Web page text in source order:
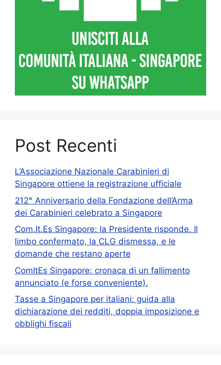
Post Recenti
L’Associazione Nazionale Carabinieri di
Singapore ottiene la registrazione ufficiale
212° Anniversario della Fondazione dell’Arma
dei Carabinieri celebrato a Singapore
Com.It.Es Singapore: la Presidente risponde. Il
limbo confermato, la CLG dismessa, e le
domande che restano aperte
ComItEs Singapore: cronaca di un fallimento
annunciato (e forse conveniente).
Tasse a Singapore per italiani: guida alla
dichiarazione dei redditi, doppia imposizione e
obblighi fiscali